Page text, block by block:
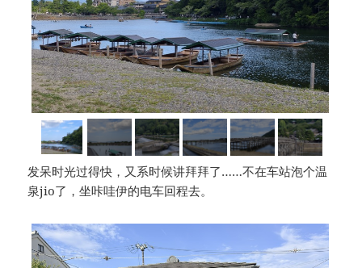
发呆时光过得快，又系时候讲拜拜了……不在车站泡个温
泉jio了，坐咔哇伊的电车回程去。